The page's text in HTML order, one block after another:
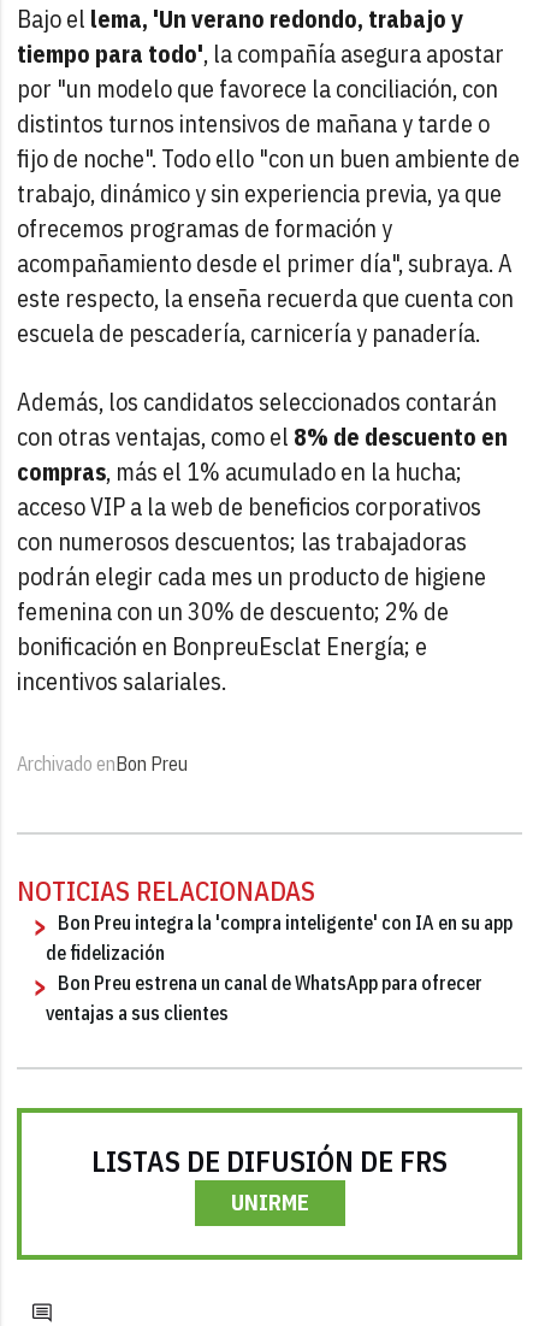
Bajo el lema, 'Un verano redondo, trabajo y
tiempo para todo', la compañía asegura apostar
por "un modelo que favorece la conciliación, con
distintos turnos intensivos de mañana y tarde o
fijo de noche". Todo ello "con un buen ambiente de
trabajo, dinámico y sin experiencia previa, ya que
ofrecemos programas de formación y
acompañamiento desde el primer día", subraya. A
este respecto, la enseña recuerda que cuenta con
escuela de pescadería, carnicería y panadería.
Además, los candidatos seleccionados contarán
con otras ventajas, como el 8% de descuento en
compras, más el 1% acumulado en la hucha;
acceso VIP a la web de beneficios corporativos
con numerosos descuentos; las trabajadoras
podrán elegir cada mes un producto de higiene
femenina con un 30% de descuento; 2% de
bonificación en BonpreuEsclat Energía; e
incentivos salariales.
Archivado enBon Preu
NOTICIAS RELACIONADAS
Bon Preu integra la 'compra inteligente' con IA en su app
de fidelización
Bon Preu estrena un canal de WhatsApp para ofrecer
ventajas a sus clientes
LISTAS DE DIFUSIÓN DE FRS
UNIRME